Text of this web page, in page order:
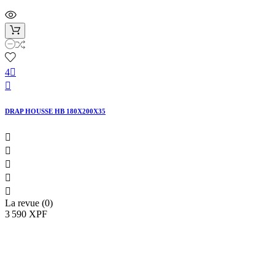
4

DRAP HOUSSE HB 180X200X35





La revue (0)
3 590 XPF